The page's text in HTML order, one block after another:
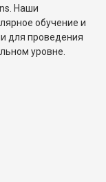
Наши
обучение и
для проведения
уровне.